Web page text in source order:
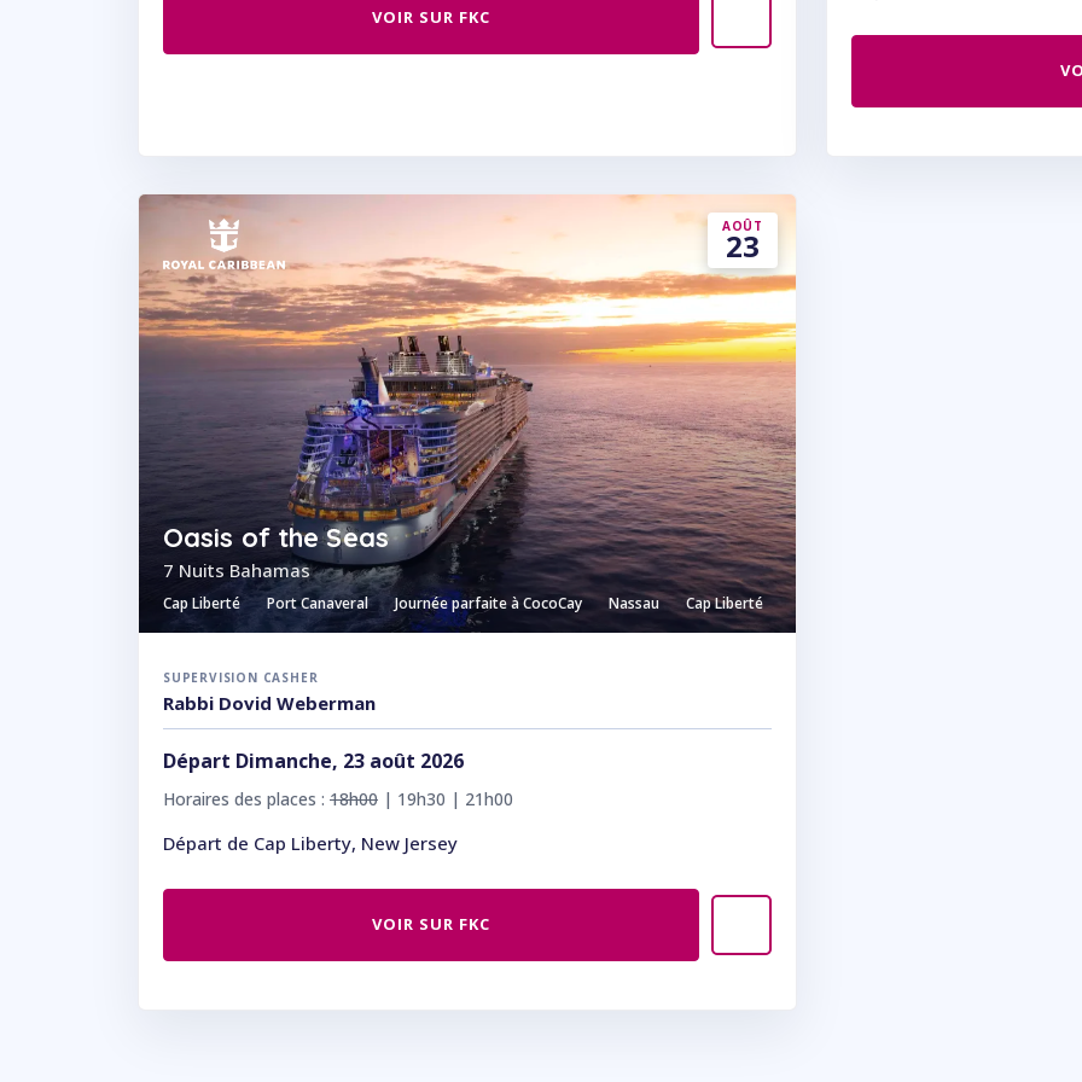
VOIR SUR FKC
AOÛT
23
Oasis of the Seas
7 Nuits Bahamas
Cap Liberté Port Canaveral Journée parfaite à CocoCay Nassau Cap Liberté
SUPERVISION CASHER
Rabbi Dovid Weberman
Départ Dimanche, 23 août 2026
Horaires des places : 18h00 | 19h30 | 21h00
Départ de Cap Liberty, New Jersey
VOIR SUR FKC